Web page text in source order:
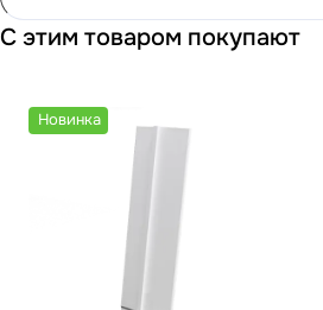
С этим товаром покупают
Новинка